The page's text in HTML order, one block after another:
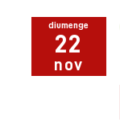
diumenge
22
nov